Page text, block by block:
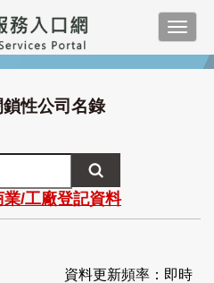
鎖性公司名錄
業/工廠登記資料
資料更新頻率：即時